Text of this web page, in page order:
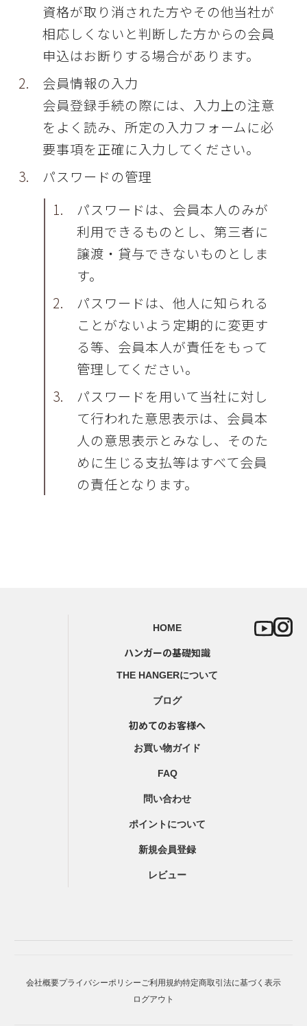
資格が取り消された方やその他当社が
相応しくないと判断した方からの会員
申込はお断りする場合があります。
会員情報の入力
会員登録手続の際には、入力上の注意
をよく読み、所定の入力フォームに必
要事項を正確に入力してください。
パスワードの管理
パスワードは、会員本人のみが
利用できるものとし、第三者に
譲渡・貸与できないものとしま
す。
パスワードは、他人に知られる
ことがないよう定期的に変更す
る等、会員本人が責任をもって
管理してください。
パスワードを用いて当社に対し
て行われた意思表示は、会員本
人の意思表示とみなし、そのた
めに生じる支払等はすべて会員
の責任となります。
HOME
ハンガーの基礎知識
THE HANGERについて
ブログ
初めてのお客様へ
お買い物ガイド
FAQ
問い合わせ
ポイントについて
新規会員登録
レビュー
会社概要プライバシーポリシーご利用規約特定商取引法に基づく表示
ログアウト